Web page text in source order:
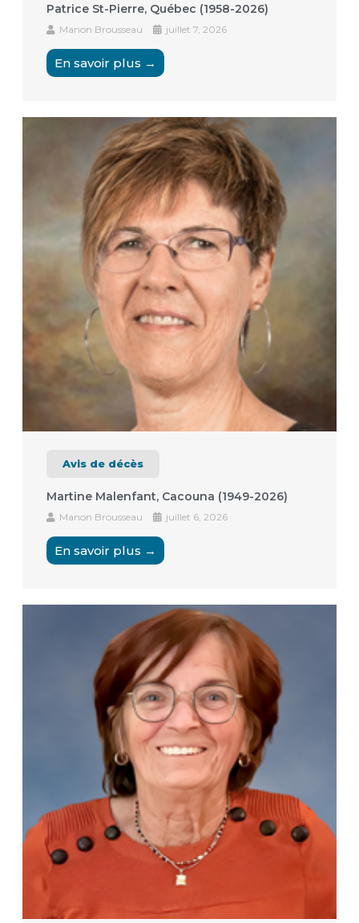
Patrice St-Pierre, Québec (1958-2026)
Manon Brousseau juillet 7, 2026
En savoir plus →
Avis de décès
Martine Malenfant, Cacouna (1949-2026)
Manon Brousseau juillet 6, 2026
En savoir plus →